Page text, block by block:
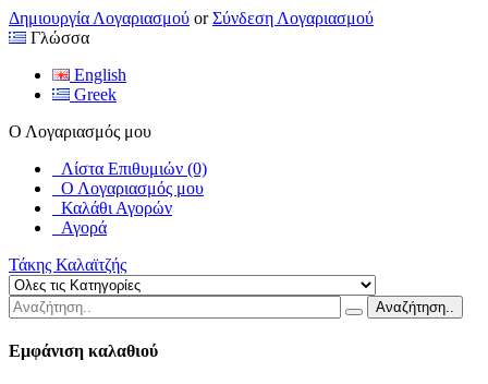
Δημιουργία Λογαριασμού orΣύνδεση Λογαριασμού
Γλώσσα
English
Greek
Ο Λογαριασμός μου
Λίστα Επιθυμιών (0)
Ο Λογαριασμός μου
Καλάθι Αγορών
Αγορά
Τάκης Καλαϊτζής
Αναζήτηση..
Εμφάνιση καλαθιού